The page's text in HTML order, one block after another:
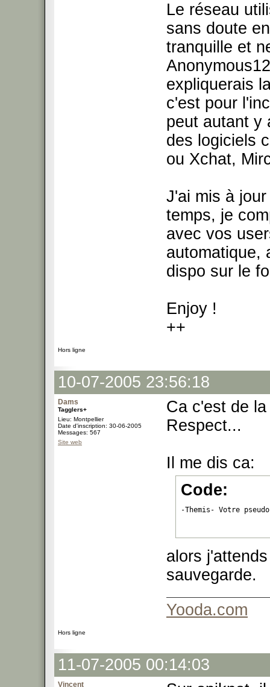
Le réseau
sans doute
tranquille et
expliquerais
c'est pour
peut autant y
des logiciels
ou Xchat,
J'ai mis à
temps, je
avec vos
automatique,
dispo sur le
Enjoy !
++
Hors ligne
10-07-2005 23:56:18
Dams
Tagglers+
Lieu: Montpellier
Date d'inscription: 30-06-2005
Messages: 567
Site web
Ca c'est de
Respect...
Il me dis ca:
Code:
-Themis- Votre
alors
sauvegarde.
Yooda.com
Hors ligne
11-07-2005 00:14:03
Vincent